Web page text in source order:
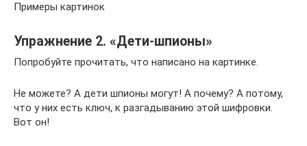
Примеры картинок
Упражнение 2. «Дети-шпионы»
Попробуйте прочитать, что написано на картинке.
Не можете? А дети шпионы могут! А почему? А потому,
что у них есть ключ, к разгадыванию этой шифровки.
Вот он!